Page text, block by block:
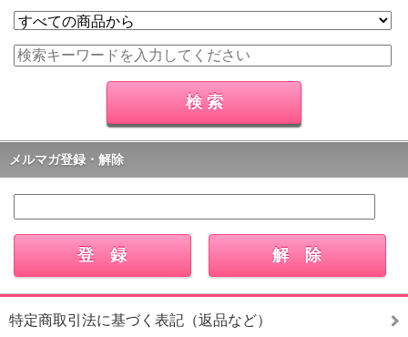
メルマガ登録・解除
特定商取引法に基づく表記（返品など）